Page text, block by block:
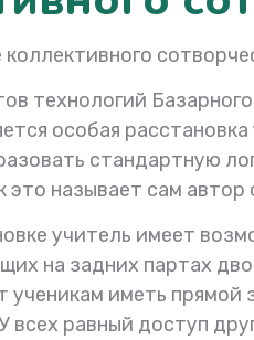
технологий
особая
стандартную
это называет сам
учитель имеет
на задних партах
ученикам иметь прямой
всех равный доступ